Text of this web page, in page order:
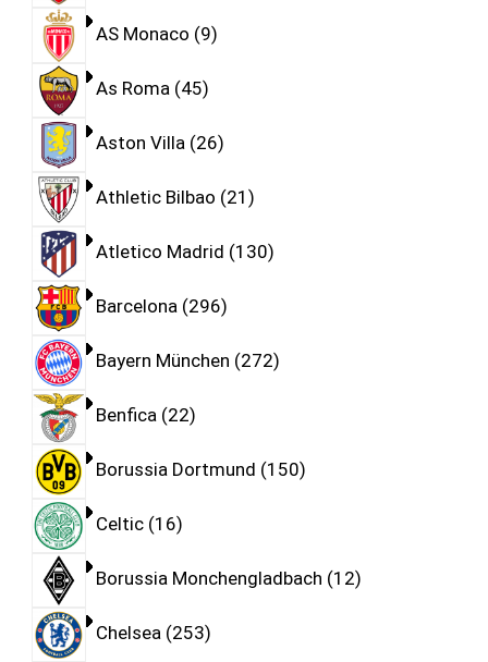
AS Monaco 9
As Roma 45
Aston Villa 26
Athletic Bilbao 21
Atletico Madrid 130
Barcelona 296
Bayern München 272
Benfica 22
Borussia Dortmund 150
Celtic 16
Borussia Monchengladbach 12
Chelsea 253